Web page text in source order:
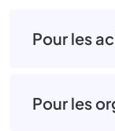
Pour les
Pour les